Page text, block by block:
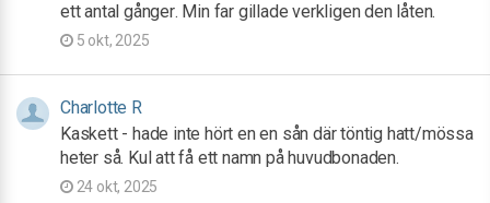
ett antal gånger. Min far gillade verkligen den låten.
5 okt, 2025
Charlotte R
Kaskett - hade inte hört en en sån där töntig hatt/mössa
heter så. Kul att få ett namn på huvudbonaden.
24 okt, 2025